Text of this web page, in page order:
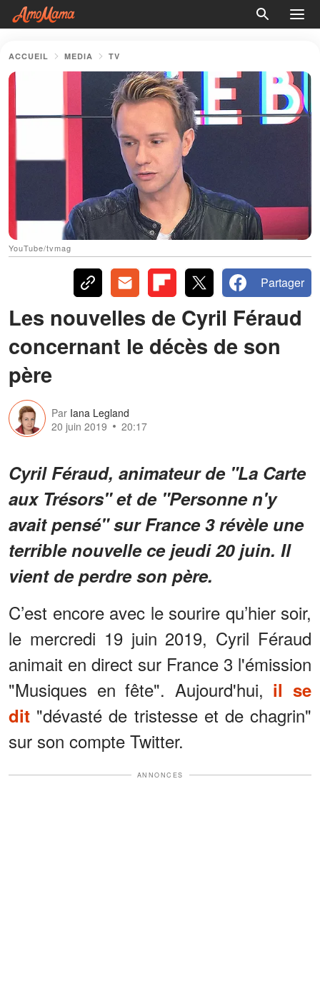
ACCUEIL MEDIA TV
YouTube/tvmag
Partager
Les nouvelles de Cyril Féraud
concernant le décès de son
père
Par Iana Legland
20 juin 2019
20:17
Cyril Féraud, animateur de "La Carte
aux Trésors"et de "Personne n'y
avait pensé" sur France 3 révèle une
terrible nouvelle ce jeudi 20 juin. Il
vient de perdre son père.
C’est encore avec le sourire qu’hier soir,
le mercredi 19 juin 2019, Cyril Féraud
animait en direct sur France 3 l'émission
"Musiques en fête". Aujourd'hui, il se
dit "dévasté de tristesse et de chagrin"
sur son compte Twitter.
ANNONCES